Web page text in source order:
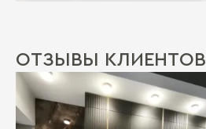
ОТЗЫВЫ КЛИЕНТОВ